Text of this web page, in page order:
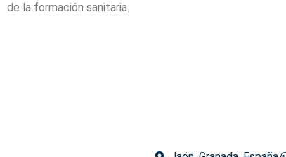
de la formación sanitaria.